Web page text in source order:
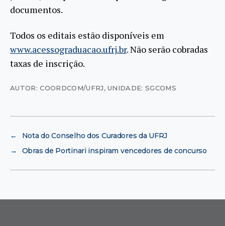
documentos.
Todos os editais estão disponíveis em
www.acessograduacao.ufrj.br. Não serão cobradas
taxas de inscrição.
AUTOR: COORDCOM/UFRJ,UNIDADE: SGCOMS
←
Nota do Conselho dos Curadores da UFRJ
→
Obras de Portinari inspiram vencedores de concurso